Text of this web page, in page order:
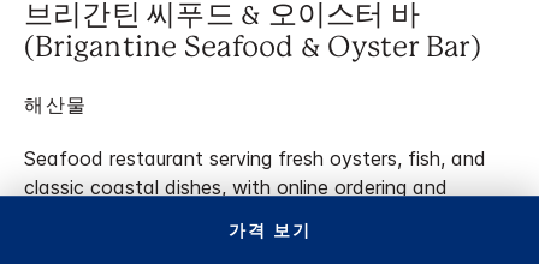
가격 보기
브리간틴 씨푸드 & 오이스터 바
(Brigantine Seafood & Oyster Bar)
해산물
Seafood restaurant serving fresh oysters, fish, and
classic coastal dishes, with online ordering and